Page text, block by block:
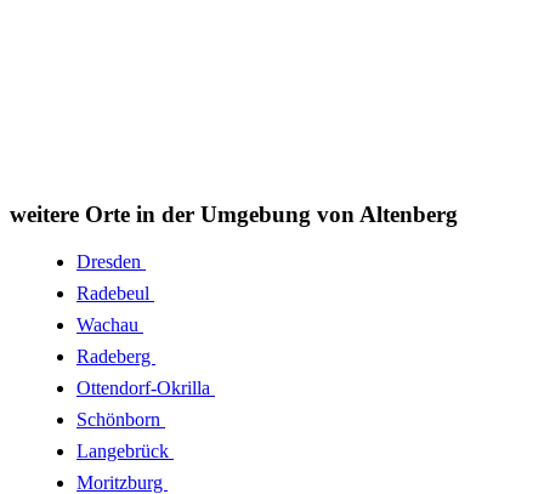
weitere Orte in der Umgebung von Altenberg
Dresden
Radebeul
Wachau
Radeberg
Ottendorf-Okrilla
Schönborn
Langebrück
Moritzburg